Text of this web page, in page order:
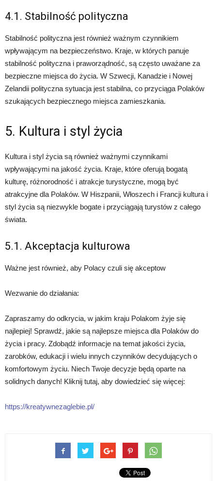
4.1. Stabilność polityczna
Stabilność polityczna jest również ważnym czynnikiem
wpływającym na bezpieczeństwo. Kraje, w których panuje
stabilność polityczna i praworządność, są często uważane za
bezpieczne miejsca do życia. W Szwecji, Kanadzie i Nowej
Zelandii polityczna sytuacja jest stabilna, co przyciąga Polaków
szukających bezpiecznego miejsca zamieszkania.
5. Kultura i styl życia
Kultura i styl życia są również ważnymi czynnikami
wpływającymi na jakość życia. Kraje, które oferują bogatą
kulturę, różnorodność i atrakcje turystyczne, mogą być
atrakcyjne dla Polaków. W Hiszpanii, Włoszech i Francji kultura i
styl życia są niezwykle bogate i przyciągają turystów z całego
świata.
5.1. Akceptacja kulturowa
Ważne jest również, aby Polacy czuli się akceptow
Wezwanie do działania:
Zapraszamy do odkrycia, w jakim kraju Polakom żyje się
najlepiej! Sprawdź, jakie są najlepsze miejsca dla Polaków do
życia i pracy. Zdobądź informacje na temat jakości życia,
zarobków, edukacji i wielu innych czynników decydujących o
komfortowym życiu. Niech Twoje decyzje będą oparte na
solidnych danych! Kliknij tutaj, aby dowiedzieć się więcej:
https://kreatywnezaglebie.pl/